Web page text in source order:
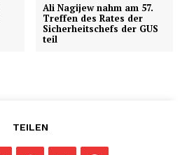
Ali Nagijew nahm am 57.
Treffen des Rates der
Sicherheitschefs der GUS
teil
TEILEN